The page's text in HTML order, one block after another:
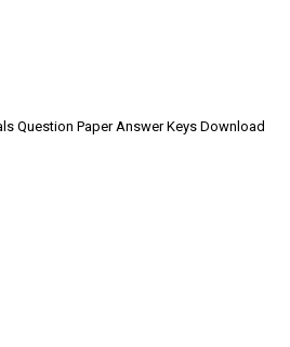
Question Paper Answer Keys Download